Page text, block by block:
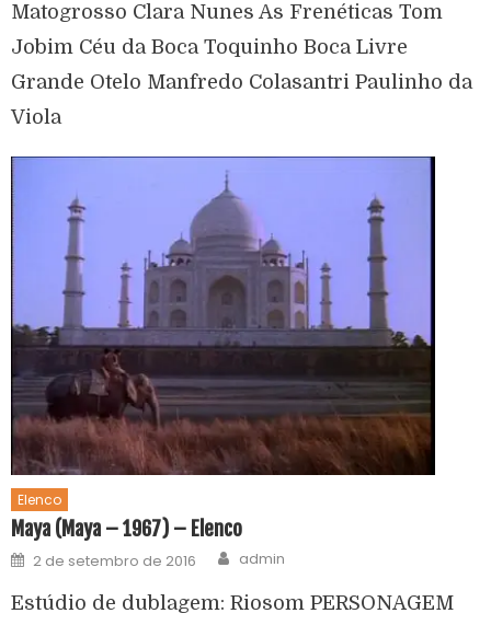
Matogrosso Clara Nunes As Frenéticas Tom
Jobim Céu da Boca Toquinho Boca Livre
Grande Otelo Manfredo Colasantri Paulinho da
Viola
Elenco
Maya (Maya – 1967) – Elenco
2 de setembro de 2016 admin
Estúdio de dublagem: Riosom PERSONAGEM